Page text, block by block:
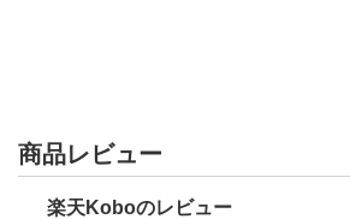
商品レビュー
楽天Koboのレビュー